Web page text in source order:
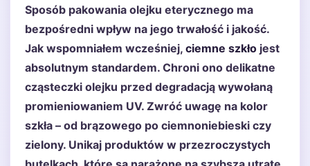
Sposób pakowania olejku eterycznego ma
bezpośredni wpływ na jego trwałość i jakość.
Jak wspomniałem wcześniej, ciemne szkło jest
absolutnym standardem. Chroni ono delikatne
cząsteczki olejku przed degradacją wywołaną
promieniowaniem UV. Zwróć uwagę na kolor
szkła – od brązowego po ciemnoniebieski czy
zielony. Unikaj produktów w przezroczystych